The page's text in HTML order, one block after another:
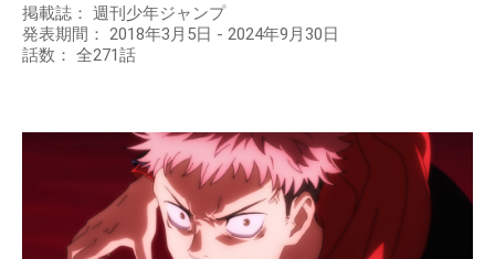
掲載誌： 週刊少年ジャンプ
発表期間： 2018年3月5日 - 2024年9月30日
話数： 全271話